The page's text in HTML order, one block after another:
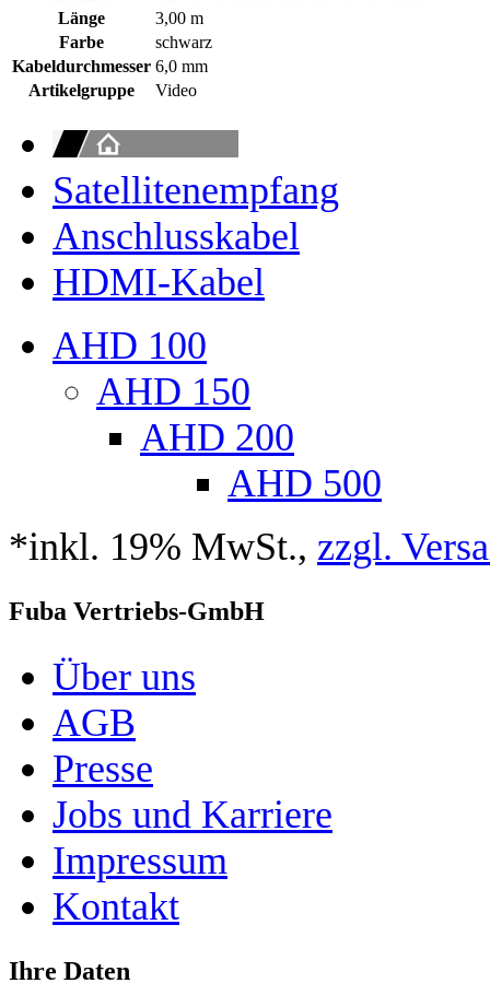
Länge
3,00 m
Farbe
schwarz
Kabeldurchmesser 6,0 mm
Artikelgruppe
Video
Satellitenempfang
Anschlusskabel
HDMI-Kabel
AHD 100
AHD 150
AHD 200
AHD 500
*inkl. 19% MwSt., zzgl.
Fuba Vertriebs-GmbH
Über uns
AGB
Presse
Jobs und Karriere
Impressum
Kontakt
Ihre Daten